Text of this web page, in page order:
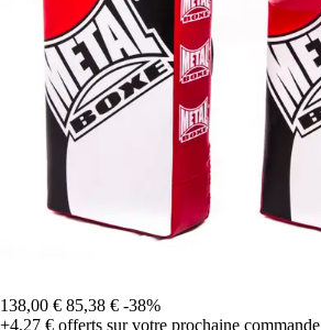
138,00 € 85,38 € -38%
+4,27 € offerts sur votre prochaine commande